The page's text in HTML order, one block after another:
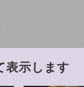
表示します